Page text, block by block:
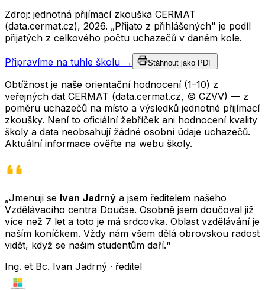
Zdroj: jednotná přijímací zkouška CERMAT
(data.cermat.cz), 2026. „Přijato z přihlášených" je podíl
přijatých z celkového počtu uchazečů v daném kole.
Připravíme na tuhle školu → Stáhnout jako PDF
Obtížnost je naše orientační hodnocení (1–10) z
veřejných dat CERMAT (data.cermat.cz, © CZVV) — z
poměru uchazečů na místo a výsledků jednotné přijímací
zkoušky. Není to oficiální žebříček ani hodnocení kvality
školy a data neobsahují žádné osobní údaje uchazečů.
Aktuální informace ověřte na webu školy.
„Jmenuji se Ivan Jadrný a jsem ředitelem našeho
Vzdělávacího centra Doučse. Osobně jsem doučoval již
více než 7 let a toto je má srdcovka. Oblast vzdělávání je
naším koníčkem. Vždy nám všem dělá obrovskou radost
vidět, když se našim studentům daří.“
Ing. et Bc. Ivan Jadrný · ředitel